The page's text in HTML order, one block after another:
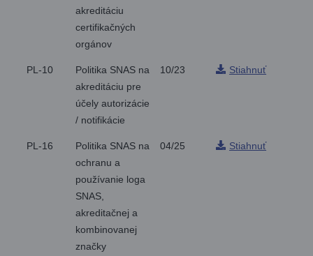
akreditáciu
certifikačných
orgánov
PL-10
Politika SNAS na
akreditáciu pre
účely autorizácie
/ notifikácie
10/23 Stiahnuť
PL-16
Politika SNAS na
ochranu a
používanie loga
SNAS,
akreditačnej a
kombinovanej
značky
04/25 Stiahnuť